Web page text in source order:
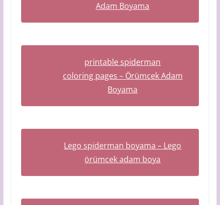
Adam Boyama
printable spiderman
coloring pages – Örümcek Adam
Boyama
Lego spiderman boyama – Lego
örümcek adam boya